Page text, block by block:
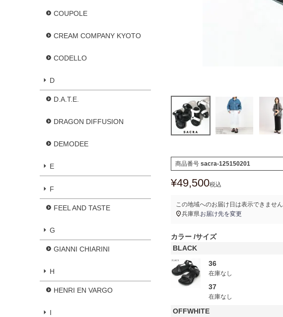
COUPOLE
CREAM COMPANY KYOTO
CODELLO
D
D.A.T.E.
DRAGON DIFFUSION
DEMODEE
E
F
FEEL AND TASTE
G
GIANNI CHIARINI
H
HENRI EN VARGO
I
商品番号 sacra-125150201
¥49,500税込
この地域へのお届け日は表示できません
兵庫県お届け先を変更
カラー サイズ
BLACK
36
在庫なし
37
在庫なし
OFFWHITE